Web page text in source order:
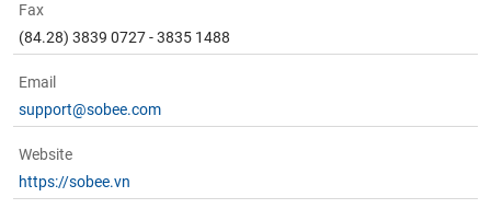
Fax
(84.28) 3839 0727 - 3835 1488
Email
support@sobee.com
Website
https://sobee.vn